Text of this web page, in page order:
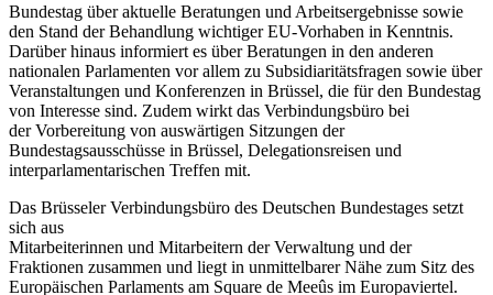
Bundestag über aktuelle Beratungen und Arbeitsergebnisse sowie
den Stand der Behandlung wichtiger EU-Vorhaben in Kenntnis.
Darüber hinaus informiert es über Beratungen in den anderen
nationalen Parlamenten vor allem zu Subsidiaritätsfragen sowie über
Veranstaltungen und Konferenzen in Brüssel, die für den Bundestag
von Interesse sind. Zudem wirkt das Verbindungsbüro bei
der Vorbereitung von auswärtigen Sitzungen der
Bundestagsausschüsse in Brüssel, Delegationsreisen und
interparlamentarischen Treffen mit.
Das Brüsseler Verbindungsbüro des Deutschen Bundestages setzt
sich aus
Mitarbeiterinnen und Mitarbeitern der Verwaltung und der
Fraktionen zusammen und liegt in unmittelbarer Nähe zum Sitz des
Europäischen Parlaments am Square de Meeûs im Europaviertel.